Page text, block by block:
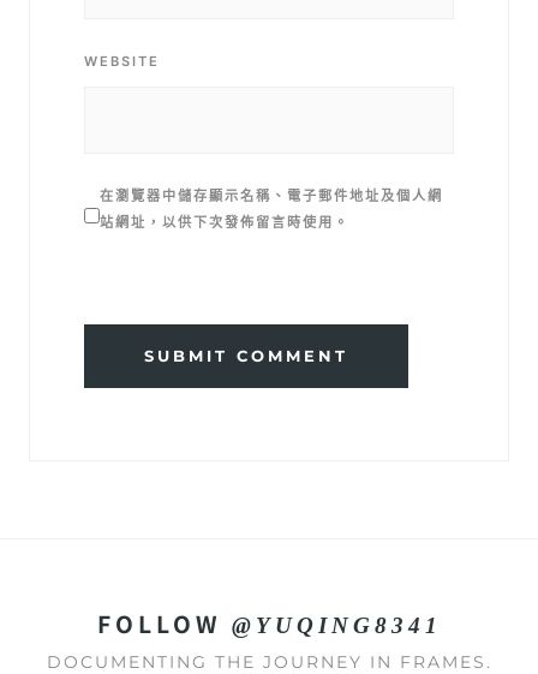
WEBSITE
在瀏覽器 中儲存顯示名稱、電子郵件地址及個人網
站網址，以供下次發佈留言時使用。
SUBMIT COMMENT
FOLLOW @YUQING8341
DOCUMENTING THE JOURNEY IN FRAMES.